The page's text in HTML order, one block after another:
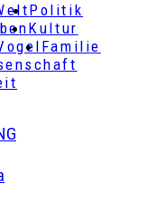
Politik
Kultur
Familie